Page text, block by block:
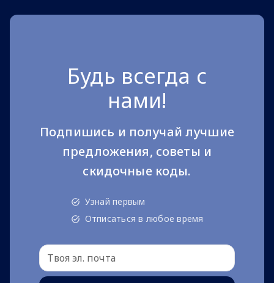
Будь всегда с
нами!
Подпишись и получай лучшие
предложения, советы и
скидочные коды.
Узнай первым
Отписаться в любое время